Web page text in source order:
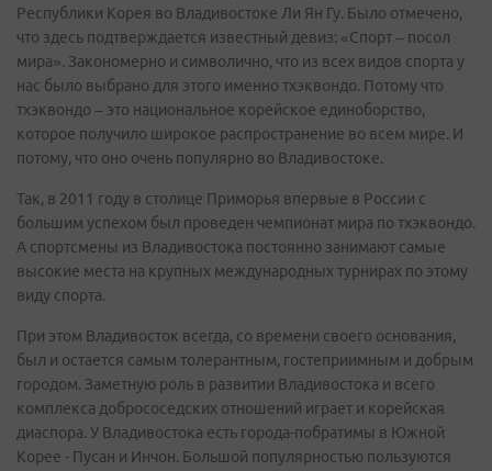
Республики Корея во Владивостоке Ли Ян Гу. Было отмечено,
что здесь подтверждается известный девиз: «Спорт – посол
мира». Закономерно и символично, что из всех видов спорта у
нас было выбрано для этого именно тхэквондо. Потому что
тхэквондо – это национальное корейское единоборство,
которое получило широкое распространение во всем мире. И
потому, что оно очень популярно во Владивостоке.
Так, в 2011 году в столице Приморья впервые в России с
большим успехом был проведен чемпионат мира по тхэквондо.
А спортсмены из Владивостока постоянно занимают самые
высокие места на крупных международных турнирах по этому
виду спорта.
При этом Владивосток всегда, со времени своего основания,
был и остается самым толерантным, гостеприимным и добрым
городом. Заметную роль в развитии Владивостока и всего
комплекса добрососедских отношений играет и корейская
диаспора. У Владивостока есть города-побратимы в Южной
Корее - Пусан и Инчон. Большой популярностью пользуются